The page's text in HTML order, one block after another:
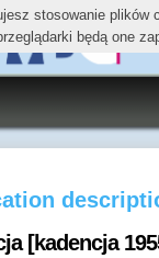
[kadencja
stosowanie
będą one